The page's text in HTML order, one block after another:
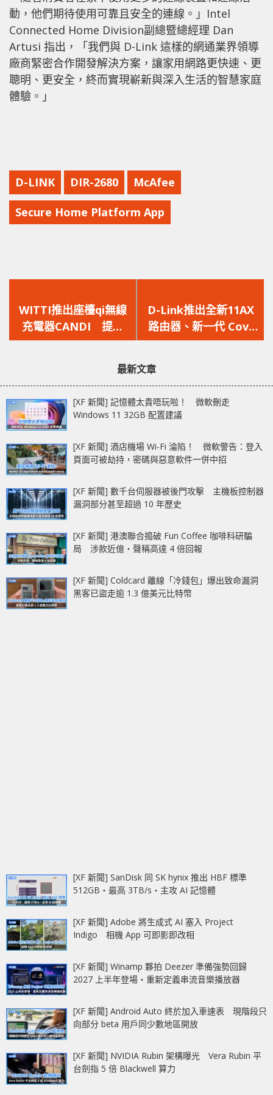
動，他們期待使用可靠且安全的連線。」Intel
Connected Home Division副總暨總經理 Dan
Artusi 指出，「我們與 D-Link 這樣的網通業界領導
廠商緊密合作開發解決方案，讓家用網路更快速、更
聰明、更安全，終而實現嶄新與深入生活的智慧家庭
體驗。」
D-LINK DIR-2680 McAfee
Secure Home Platform App
一
篇
文
WITTI推出座檯qi無線
充電器CANDI 提供
10W輸出功率 配備3種
一
篇
文
D-Link推出全新11AX
路由器、新一代 Covr
Wi-Fi 系統以及新款
最新文章
[XF 新聞] 記憶體太貴唔玩啦！ 微軟刪走
Windows 11 32GB 配置建議
[XF 新聞] 酒店機場 Wi-Fi 淪陷！ 微軟警告：登入
頁面可被劫持，密碼與惡意軟件一併中招
[XF 新聞] 數千台伺服器被後門攻擊 主機板控制器
漏洞部分甚至超過 10 年歷史
[XF 新聞] 港澳聯合搗破 Fun Coffee 咖啡科研騙
局 涉款近億‧聲稱高達 4 倍回報
[XF 新聞] Coldcard 離線「冷錢包」爆出致命漏洞
黑客已盜走逾 1.3 億美元比特幣
[XF 新聞] SanDisk 同 SK hynix 推出 HBF 標準
512GB‧最高 3TB/s‧主攻 AI 記憶體
[XF 新聞] Adobe 將生成式 AI 塞入 Project
Indigo 相機 App 可即影即改相
[XF 新聞] Winamp 夥拍 Deezer 準備強勢回歸
2027 上半年登場‧重新定義串流音樂播放器
[XF 新聞] Android Auto 終於加入車速表 現階段只
向部分 beta 用戶同少數地區開放
[XF 新聞] NVIDIA Rubin 架構曝光 Vera Rubin 平
台劍指 5 倍 Blackwell 算力